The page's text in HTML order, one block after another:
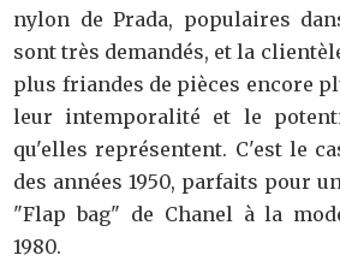
nylon de Prada, populaires
sont très demandés, et la
plus friandes de pièces encore
leur intemporalité et le
qu'elles représentent. C'est le
des années 1950, parfaits pour
"Flap bag" de Chanel à la
1980.